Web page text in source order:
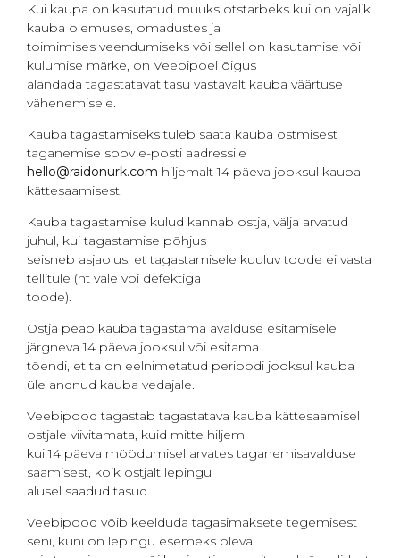
Kui kaupa on kasutatud muuks otstarbeks kui on vajalik
kauba olemuses, omadustes ja
toimimises veendumiseks või sellel on kasutamise või
kulumise märke, on Veebipoel õigus
alandada tagastatavat tasu vastavalt kauba väärtuse
vähenemisele.
Kauba tagastamiseks tuleb saata kauba ostmisest
taganemise soov e-posti aadressile
hello@raidonurk.com hiljemalt 14 päeva jooksul kauba
kättesaamisest.
Kauba tagastamise kulud kannab ostja, välja arvatud
juhul, kui tagastamise põhjus
seisneb asjaolus, et tagastamisele kuuluv toode ei vasta
tellitule (nt vale või defektiga
toode).
Ostja peab kauba tagastama avalduse esitamisele
järgneva 14 päeva jooksul või esitama
tõendi, et ta on eelnimetatud perioodi jooksul kauba
üle andnud kauba vedajale.
Veebipood tagastab tagastatava kauba kättesaamisel
ostjale viivitamata, kuid mitte hiljem
kui 14 päeva möödumisel arvates taganemisavalduse
saamisest, kõik ostjalt lepingu
alusel saadud tasud.
Veebipood võib keelduda tagasimaksete tegemisest
seni, kuni on lepingu esemeks oleva